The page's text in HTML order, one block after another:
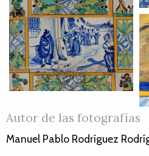
Autor de las fotografías
Manuel Pablo Rodríguez